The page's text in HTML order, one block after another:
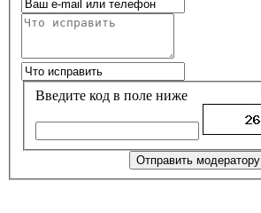
Введите код в поле ниже
Отправить модератору